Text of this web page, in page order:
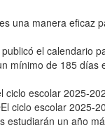
una manera eficaz
el calendario
mínimo de 185 días
ciclo escolar 2025-
ciclo escolar
estudiarán un año